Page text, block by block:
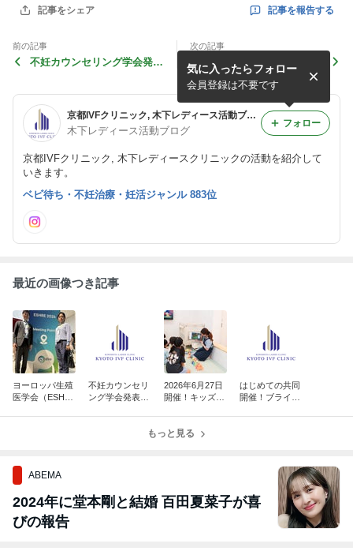
記事をシェア 記事を報告する
前の記事
不妊カウンセリング学会発
次の記事
2026年6月27日開催！キッズ
スペースイベント始まります
✨
京都IVFクリニック, 木下レディース活動ブログ
木下レディース活動ブログ
京都IVFクリニック, 木下レディースクリニックの活動を紹介して
いきます。
気に入ったらフォロー
会員登録は不要です
フォロー
ベビ待ち・不妊治療・妊活ジャンル 883位
最近の画像つき記事
ヨーロッパ生殖
医学会（ESHR
不妊カウンセリ
ング学会発表〜
2026年6月27日
開催！キッズス
はじめての共同
開催！ブライダ
もっと見る
ABEMA
2024年に堂本剛と結婚 百田夏菜子が喜
びの報告